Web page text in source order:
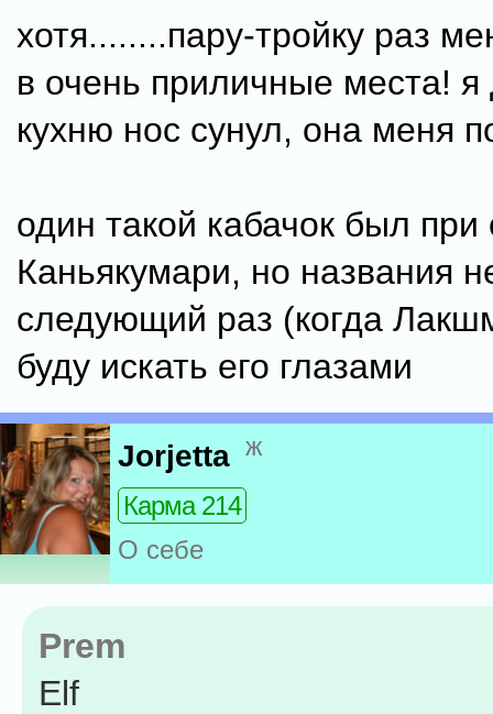
хотя........пару-тройку раз
в очень приличные места!
кухню нос сунул, она меня
один такой кабачок был при
Каньякумари, но названия
следующий раз (когда
буду искать его глазами
Jorjetta ж
Карма 214
О себе
Prem
Elf